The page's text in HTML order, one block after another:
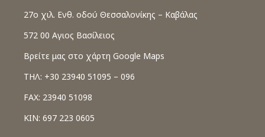
27o χιλ. Ενθ. οδού Θεσσαλονίκης – Καβάλας
572 00 Αγιος Βασίλειος
Βρείτε μας στο χάρτη Google Maps
ΤΗΛ: +30 23940 51095 – 096
FAX: 23940 51098
ΚΙΝ: 697 223 0605